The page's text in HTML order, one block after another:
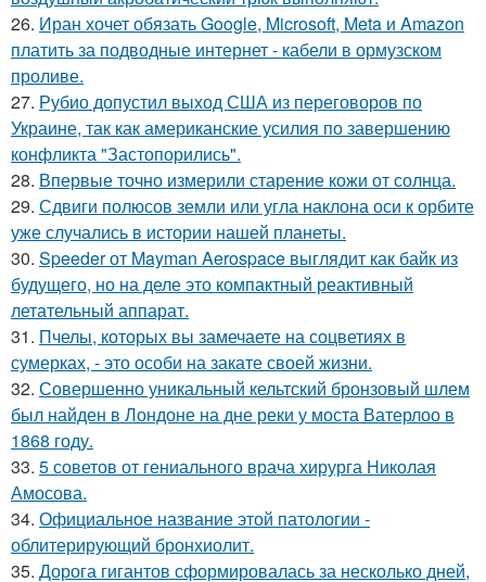
26. Иран хочет обязать Google, Microsoft, Meta и Amazon
платить за подводные интернет - кабели в ормузском
проливе.
27. Рубио допустил выход США из переговоров по
Украине, так как американские усилия по завершению
конфликта "Застопорились".
28. Впервые точно измерили старение кожи от солнца.
29. Сдвиги полюсов земли или угла наклона оси к орбите
уже случались в истории нашей планеты.
30. Speeder от Mayman Aerospace выглядит как байк из
будущего, но на деле это компактный реактивный
летательный аппарат.
31. Пчелы, которых вы замечаете на соцветиях в
сумерках, - это особи на закате своей жизни.
32. Совершенно уникальный кельтский бронзовый шлем
был найден в Лондоне на дне реки у моста Ватерлоо в
1868 году.
33. 5 советов от гениального врача хирурга Николая
Амосова.
34. Официальное название этой патологии -
облитерирующий бронхиолит.
35. Дорога гигантов сформировалась за несколько дней,